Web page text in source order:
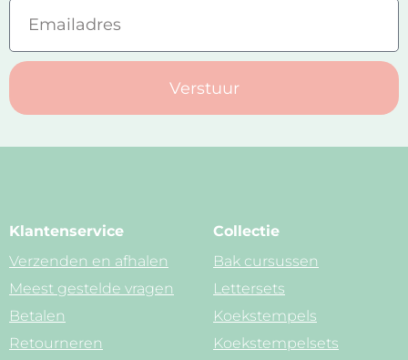
Verstuur
Klantenservice
Verzenden en afhalen
Meest gestelde vragen
Betalen
Retourneren
Collectie
Bak cursussen
Lettersets
Koekstempels
Koekstempelsets